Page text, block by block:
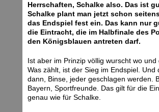
Herrschaften, Schalke also. Das ist
Schalke plant man jetzt schon
das Endspiel fest ein. Das kann nur
die Eintracht, die im Halbfinale des
den Königsblauen antreten darf.
Ist aber im Prinzip völlig wurscht wo und
Was zählt, ist der Sieg im Endspiel. Und
dann, Binse, jeder geschlagen werden.
Bayern, Sportfreunde. Das gilt für die
genau wie für Schalke.